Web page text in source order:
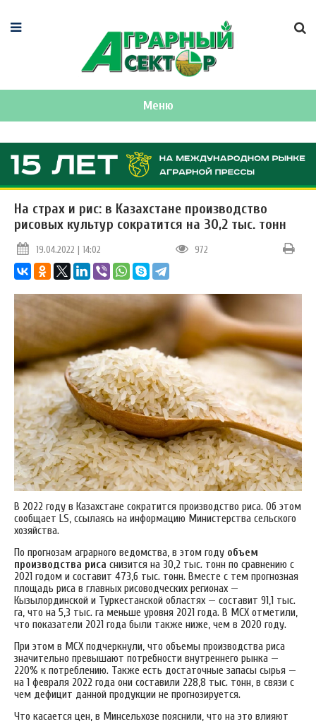
Меню
На страх и рис: в Казахстане производство
рисовых культур сократится на 30,2 тыс. тонн
19.04.2022 | 14:02 972
В 2022 году в Казахстане сократится производство риса. Об этом
сообщает LS, ссылаясь на информацию Министерства сельского
хозяйства.
По прогнозам аграрного ведомства, в этом году объем
производства риса снизится на 30,2 тыс. тонн по сравнению с
2021 годом и составит 473,6 тыс. тонн. Вместе с тем прогнозная
площадь риса в главных рисоводческих регионах —
Кызылординской и Туркестанской областях — составит 91,1 тыс.
га, что на 5,3 тыс. га меньше уровня 2021 года. В МСХ отметили,
что показатели 2021 года были также ниже, чем в 2020 году.
При этом в МСХ подчеркнули, что объемы производства риса
значительно превышают потребности внутреннего рынка —
220% к потреблению. Также есть достаточные запасы сырья —
на 1 февраля 2022 года они составили 228,8 тыс. тонн, в связи с
чем дефицит данной продукции не прогнозируется.
Что касается цен, в Минсельхозе пояснили, что на это влияют